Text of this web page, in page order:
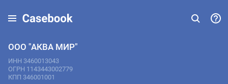
ООО "АКВА МИР"
ИНН 3460013043
ОГРН 1143443002779
КПП 346001001